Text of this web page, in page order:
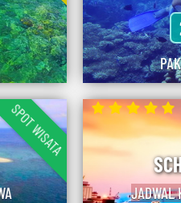
SPOT WISATA
JADWAL